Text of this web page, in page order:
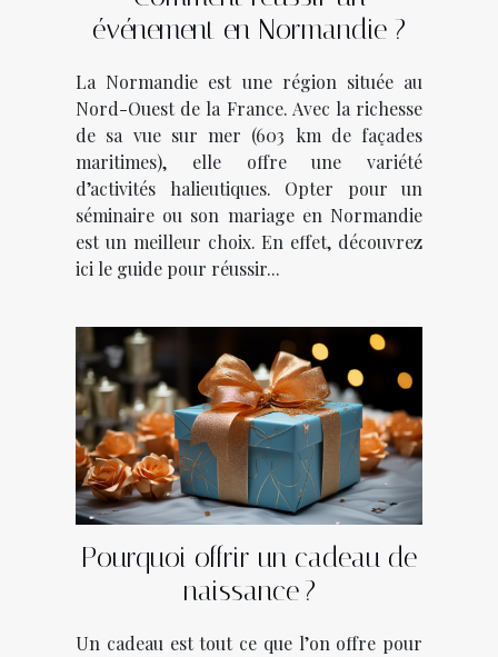
événement en Normandie ?
La Normandie est une région située au
Nord-Ouest de la France. Avec la richesse
de sa vue sur mer (603 km de façades
maritimes), elle offre une variété
d’activités halieutiques. Opter pour un
séminaire ou son mariage en Normandie
est un meilleur choix. En effet, découvrez
ici le guide pour réussir...
Pourquoi offrir un cadeau de
naissance ?
Un cadeau est tout ce que l’on offre pour